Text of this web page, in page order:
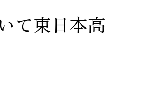
て東日本高